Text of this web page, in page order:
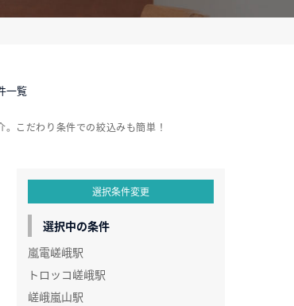
一覧
こだわり条件での絞込みも簡単！
選択条件変更
選択中の条件
嵐電嵯峨駅
トロッコ嵯峨駅
嵯峨嵐山駅